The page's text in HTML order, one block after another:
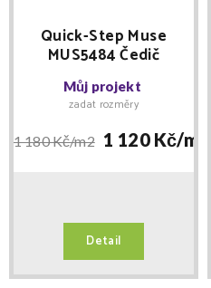
Quick-Step Muse
MUS5484 Čedič
kouřový - laminátová
podlaha
Můj projekt
zadat rozměry
1 180 Kč/m2 1 120 Kč/m2
Detail